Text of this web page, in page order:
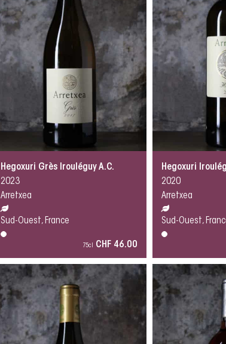
Hegoxuri Grès Irouléguy A.C.
2023
Arretxea
Sud-Ouest, France
75cl CHF 46.00
Hegoxuri
2020
Arretxea
Sud-Ouest,